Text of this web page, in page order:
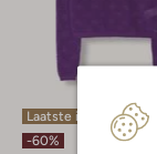
Laatste item
-60%